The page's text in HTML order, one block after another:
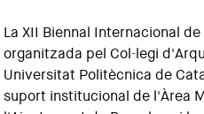
La XII Biennal Internacional
organitzada pel Col·legi
Universitat Politècnica de
suport institucional de l'Àrea